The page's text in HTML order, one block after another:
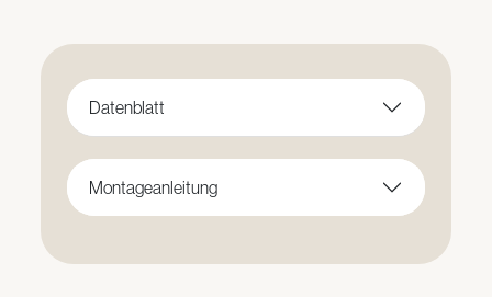
Datenblatt
Montageanleitung